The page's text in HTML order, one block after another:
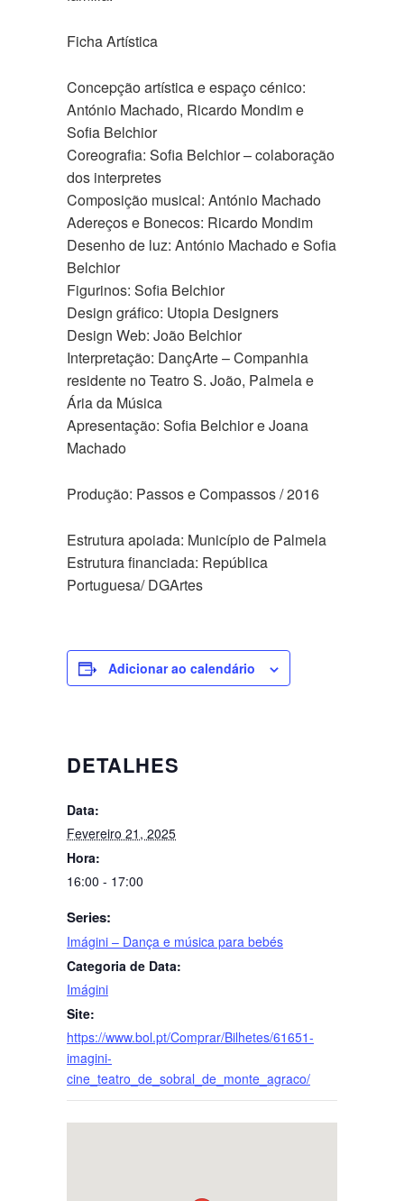
Ficha Artística
Concepção artística e espaço cénico:
António Machado, Ricardo Mondim e
Sofia Belchior
Coreografia: Sofia Belchior – colaboração
dos interpretes
Composição musical: António Machado
Adereços e Bonecos: Ricardo Mondim
Desenho de luz: António Machado e Sofia
Belchior
Figurinos: Sofia Belchior
Design gráfico: Utopia Designers
Design Web: João Belchior
Interpretação: DançArte – Companhia
residente no Teatro S. João, Palmela e
Ária da Música
Apresentação: Sofia Belchior e Joana
Machado
Produção: Passos e Compassos / 2016
Estrutura apoiada: Município de Palmela
Estrutura financiada: República
Portuguesa/ DGArtes
Adicionar ao calendário
DETALHES
Data:
Fevereiro 21, 2025
Hora:
16:00 - 17:00
Series:
Imágini – Dança e música para bebés
Categoria de Data:
Imágini
Site:
https://www.bol.pt/Comprar/Bilhetes/61651-
imagini-
cine_teatro_de_sobral_de_monte_agraco/